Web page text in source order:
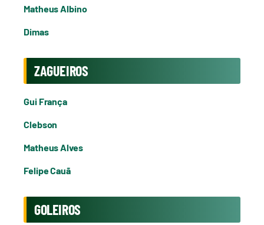
Matheus Albino
Dimas
ZAGUEIROS
Gui França
Clebson
Matheus Alves
Felipe Cauã
GOLEIROS